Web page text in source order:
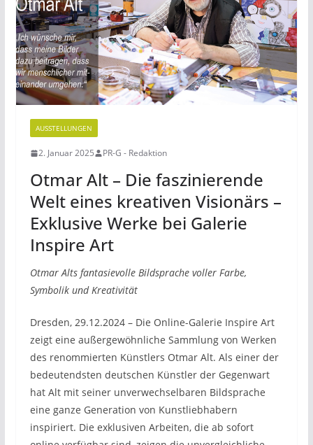
AUSSTELLUNGEN
2. Januar 2025 PR-G - Redaktion
Otmar Alt – Die faszinierende
Welt eines kreativen Visionärs –
Exklusive Werke bei Galerie
Inspire Art
Otmar Alts fantasievolle Bildsprache voller Farbe,
Symbolik und Kreativität
Dresden, 29.12.2024 – Die Online-Galerie Inspire Art
zeigt eine außergewöhnliche Sammlung von Werken
des renommierten Künstlers Otmar Alt. Als einer der
bedeutendsten deutschen Künstler der Gegenwart
hat Alt mit seiner unverwechselbaren Bildsprache
eine ganze Generation von Kunstliebhabern
inspiriert. Die exklusiven Arbeiten, die ab sofort